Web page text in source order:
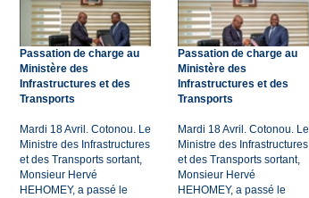
Passation de charge au
Ministère des
Infrastructures et des
Transports
Mardi 18 Avril. Cotonou. Le
Ministre des Infrastructures
et des Transports sortant,
Monsieur Hervé
HEHOMEY, a passé le
Passation de charge au
Ministère des
Infrastructures et des
Transports
Mardi 18 Avril. Cotonou. Le
Ministre des Infrastructures
et des Transports sortant,
Monsieur Hervé
HEHOMEY, a passé le